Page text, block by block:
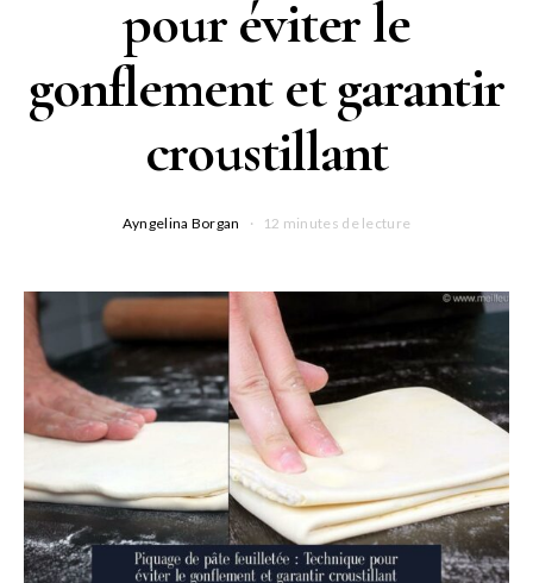
pour éviter le
gonflement et garantir
croustillant
Ayngelina Borgan 12 minutes de lecture